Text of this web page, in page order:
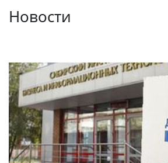
Новости